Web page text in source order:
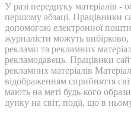
У разі передруку матеріалів -
першому абзаці. Працівники
допомогою електронної
журналісти можуть вибірково,
реклами та рекламних
рекламодавець. Працівнки
рекламних матеріалів
відображенням сприйняття
мають на меті будь-кого
дуику на світ, події, що в